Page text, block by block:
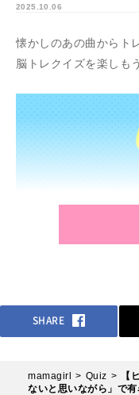
2025.10.06
懐かしのあの曲からト
脳トレクイズを楽しも
SHARE
mamagirl Quiz
【
ないと思いながら」で